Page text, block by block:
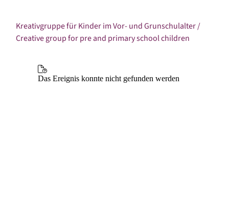
Kreativgruppe für Kinder im Vor- und Grunschulalter /
Creative group for pre and primary school children